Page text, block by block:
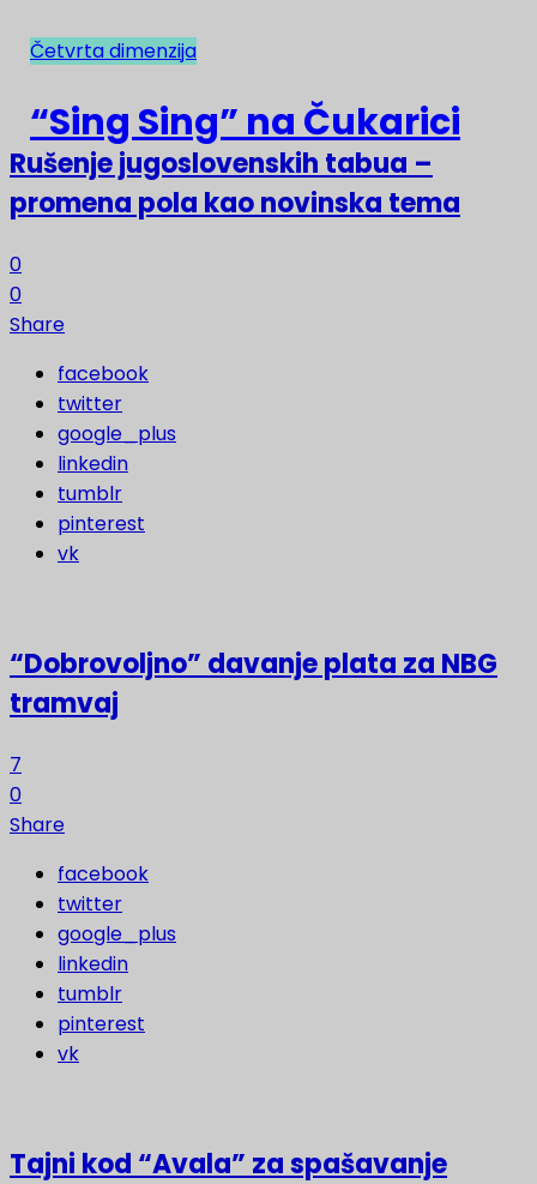
NAJNOVIJE
Rušenje jugoslovenskih tabua –
promena pola kao novinska tema
0
0
Share
facebook
twitter
google_plus
linkedin
tumblr
pinterest
vk
“Dobrovoljno” davanje plata za NBG
tramvaj
7
0
Share
facebook
twitter
google_plus
linkedin
tumblr
pinterest
vk
Tajni kod “Avala” za spašavanje
Četvrta dimenzija
“Sing Sing” na Čukarici